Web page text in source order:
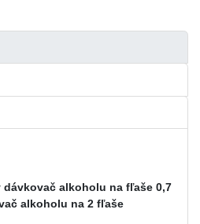
alkoholu na fľaše 0,7
alkoholu na 2 fľaše